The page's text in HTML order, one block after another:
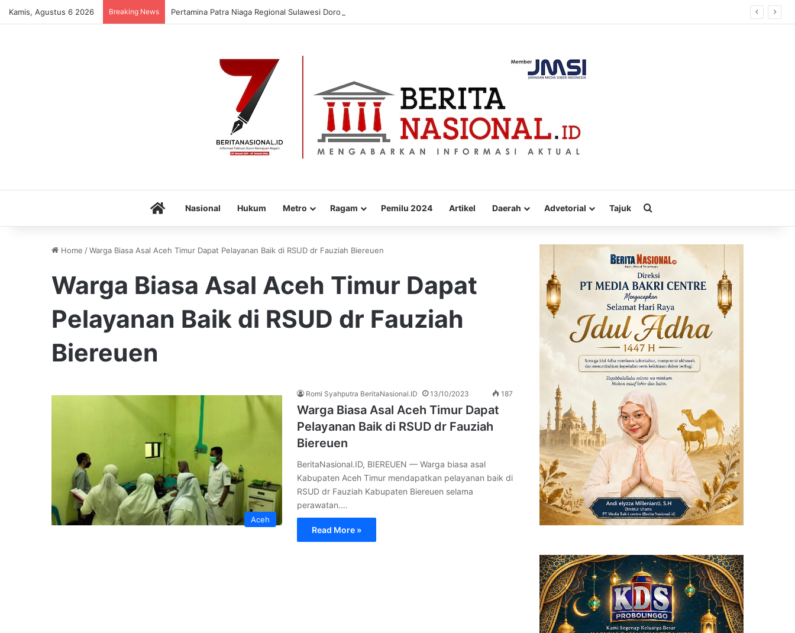
Kamis, Agustus 6 2026 Breaking News Pertamina Patra Niaga Regional Sulawesi Dorong Penggunaan Bright Gas bagi Petani Sidrap sebagai Solusi Energi Irigasi
HomeNasional Hukum Metro Ragam Pemilu 2024 Artikel Daerah Advetorial Tajuk
Home /Warga Biasa Asal Aceh Timur Dapat Pelayanan Baik di RSUD dr Fauziah Biereuen
Warga Biasa Asal Aceh Timur Dapat
Pelayanan Baik di RSUD dr Fauziah
Biereuen
Aceh
Romi Syahputra BeritaNasional.ID 13/10/2023 187
Warga Biasa Asal Aceh Timur Dapat
Pelayanan Baik di RSUD dr Fauziah
Biereuen
BeritaNasional.ID, BIEREUEN — Warga biasa asal
Kabupaten Aceh Timur mendapatkan pelayanan baik di
RSUD dr Fauziah Kabupaten Biereuen selama
perawatan.…
Read More »